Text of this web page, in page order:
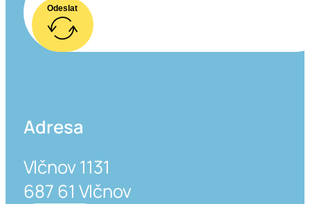
Odeslat
Adresa
Vlčnov 1131
687 61 Vlčnov